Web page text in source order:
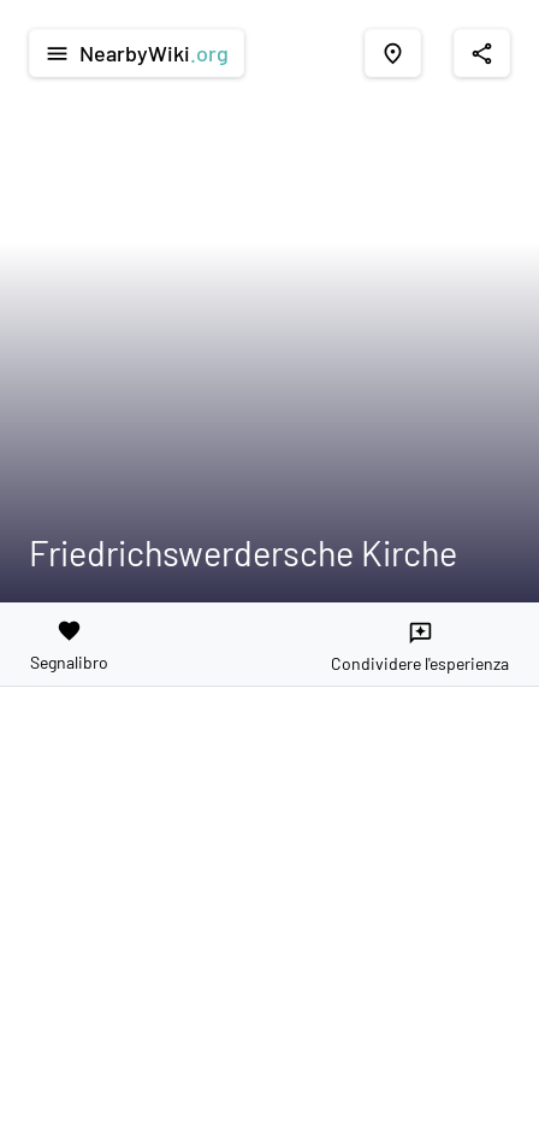
menu NearbyWiki .org place share
Friedrichswerdersche Kirche
favorite
Segnalibro
reviews
Condividere l'esperienza